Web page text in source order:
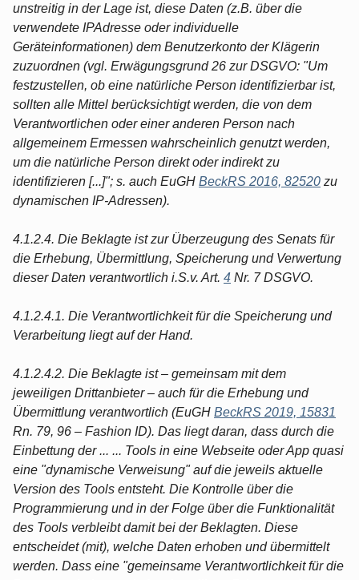
unstreitig in der Lage ist, diese Daten (z.B. über die
verwendete IPAdresse oder individuelle
Geräteinformationen) dem Benutzerkonto der Klägerin
zuzuordnen (vgl. Erwägungsgrund 26 zur DSGVO: "Um
festzustellen, ob eine natürliche Person identifizierbar ist,
sollten alle Mittel berücksichtigt werden, die von dem
Verantwortlichen oder einer anderen Person nach
allgemeinem Ermessen wahrscheinlich genutzt werden,
um die natürliche Person direkt oder indirekt zu
identifizieren [...]"; s. auch EuGH BeckRS 2016, 82520 zu
dynamischen IP-Adressen).
4.1.2.4. Die Beklagte ist zur Überzeugung des Senats für
die Erhebung, Übermittlung, Speicherung und Verwertung
dieser Daten verantwortlich i.S.v. Art. 4 Nr. 7 DSGVO.
4.1.2.4.1. Die Verantwortlichkeit für die Speicherung und
Verarbeitung liegt auf der Hand.
4.1.2.4.2. Die Beklagte ist – gemeinsam mit dem
jeweiligen Drittanbieter – auch für die Erhebung und
Übermittlung verantwortlich (EuGH BeckRS 2019, 15831
Rn. 79, 96 – Fashion ID). Das liegt daran, dass durch die
Einbettung der ... ... Tools in eine Webseite oder App quasi
eine "dynamische Verweisung" auf die jeweils aktuelle
Version des Tools entsteht. Die Kontrolle über die
Programmierung und in der Folge über die Funktionalität
des Tools verbleibt damit bei der Beklagten. Diese
entscheidet (mit), welche Daten erhoben und übermittelt
werden. Dass eine "gemeinsame Verantwortlichkeit für die